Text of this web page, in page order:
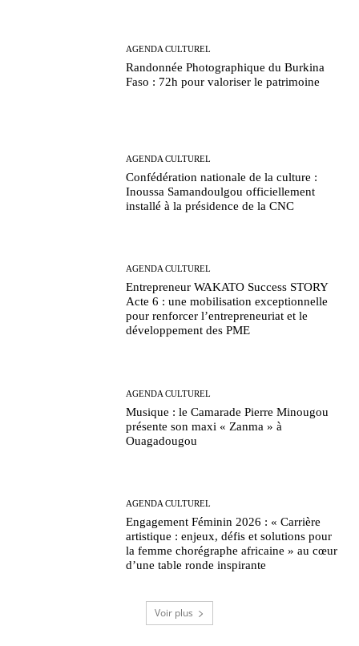
AGENDA CULTUREL
Randonnée Photographique du Burkina
Faso : 72h pour valoriser le patrimoine
AGENDA CULTUREL
Confédération nationale de la culture :
Inoussa Samandoulgou officiellement
installé à la présidence de la CNC
AGENDA CULTUREL
Entrepreneur WAKATO Success STORY
Acte 6 : une mobilisation exceptionnelle
pour renforcer l’entrepreneuriat et le
développement des PME
AGENDA CULTUREL
Musique : le Camarade Pierre Minougou
présente son maxi « Zanma » à
Ouagadougou
AGENDA CULTUREL
Engagement Féminin 2026 : « Carrière
artistique : enjeux, défis et solutions pour
la femme chorégraphe africaine » au cœur
d’une table ronde inspirante
Voir plus